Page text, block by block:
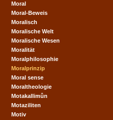
Moral
Moral-Beweis
Moralisch
Moralische Welt
Moralische Wesen
Moralität
Moralphilosophie
Moralprinzip
Moral sense
Moraltheologie
Motakallimûn
Motaziliten
Motiv